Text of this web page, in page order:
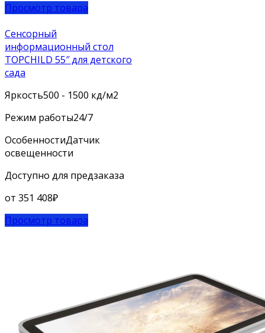
Просмотр товара
Сенсорный
информационный стол
TOPCHILD 55″ для детского
сада
Яркость500 - 1500 кд/м2
Режим работы24/7
ОсобенностиДатчик
освещенности
Доступно для предзаказа
от 351 408₽
Просмотр товара